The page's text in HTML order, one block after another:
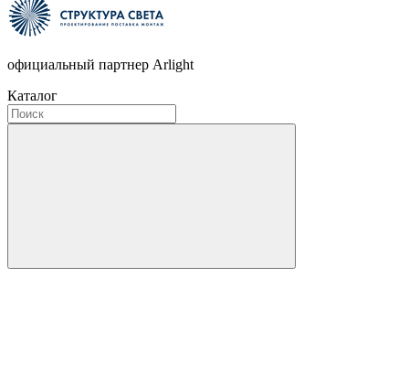
официальный партнер Arlight
Каталог